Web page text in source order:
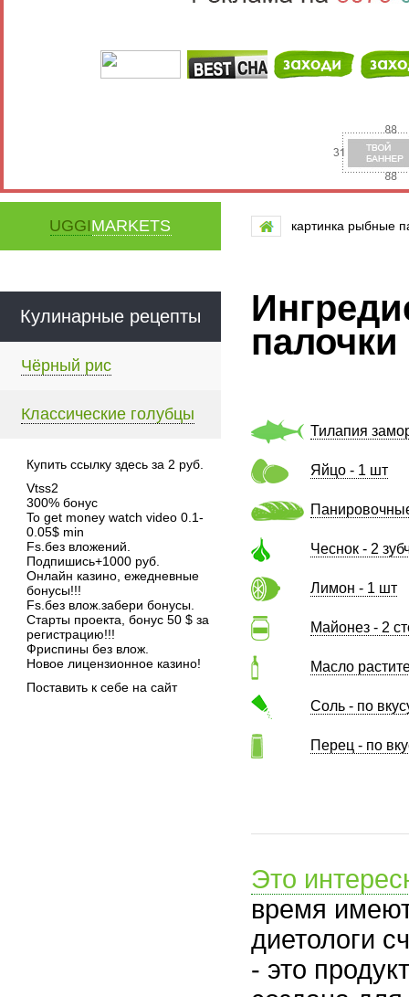
UGGIMARKETS картинка рыбные
Кулинарные рецепты
Чёрный рис
Классические голубцы
Купить ссылку здесь за 2 руб.
Vtss2
300% бонус
To get money watch video 0.1-
0.05$ min
Fs.без вложений.
Подпишись+1000 руб.
Онлайн казино, ежедневные
бонусы!!!
Fs.без влож.забери бонусы.
Старты проекта, бонус 50 $ за
регистрацию!!!
Фриспины без влож.
Новое лицензионное казино!
Поставить к себе на сайт
палочки
Тилапия
Яйцо - 1 шт
Чеснок - 2
Лимон - 1 шт
Майонез - 2
Масло
Соль - по
Перец - по
Это
время
диетологи
- это